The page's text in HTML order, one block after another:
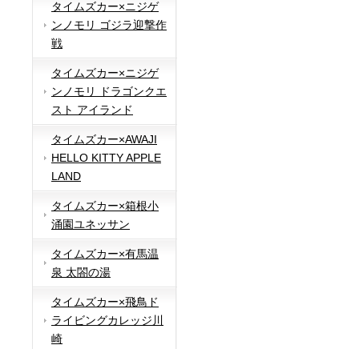
タイムズカー×ニジゲ
ンノモリ ゴジラ迎撃作
戦
タイムズカー×ニジゲ
ンノモリ ドラゴンクエ
スト アイランド
タイムズカー×AWAJI
HELLO KITTY APPLE
LAND
タイムズカー×箱根小
涌園ユネッサン
タイムズカー×有馬温
泉 太閤の湯
タイムズカー×飛鳥ド
ライビングカレッジ川
崎